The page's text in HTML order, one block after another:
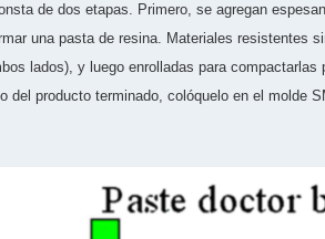
de dos etapas. Primero, se agregan
una pasta de resina. Materiales resistentes
lados), y luego enrolladas para
producto terminado, colóquelo en el molde